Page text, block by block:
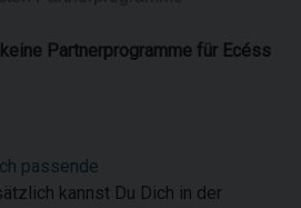
keine Partnerprogramme für Ecéss
passende
kannst Du Dich in der